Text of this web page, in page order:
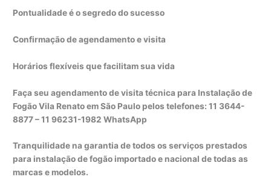
Pontualidade é o segredo do sucesso
Confirmação de agendamento e visita
Horários flexíveis que facilitam sua vida
Faça seu agendamento de visita técnica para Instalação de
Fogão Vila Renato em São Paulo pelos telefones: 11 3644-
8877 – 11 96231-1982 WhatsApp
Tranquilidade na garantia de todos os serviços prestados
para instalação de fogão importado e nacional de todas as
marcas e modelos.